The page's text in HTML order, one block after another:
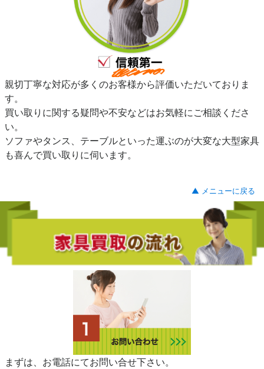
親切丁寧な対応が多くのお客様から評価いただいておりま
す。
買い取りに関する疑問や不安などはお気軽にご相談くださ
い。
ソファやタンス、テーブルといった運ぶのが大変な大型家具
も喜んで買い取りに伺います。
▲ メニューに戻る
まずは、お電話にてお問い合せ下さい。